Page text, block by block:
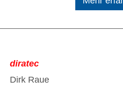
diratec
Dirk Raue